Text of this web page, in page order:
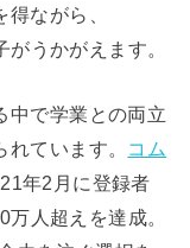
ながら、
うかがえます。
中で学業との両立
ています。 コム
年2月に登録者
人超えを達成。